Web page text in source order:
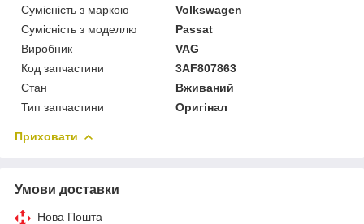
Сумісність з маркою
Volkswagen
Сумісність з моделлю
Passat
Виробник
VAG
Код запчастини
3AF807863
Стан
Вживаний
Тип запчастини
Оригінал
Приховати
Умови доставки
Нова Пошта